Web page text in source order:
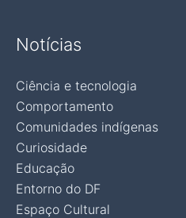
Notícias
Ciência e tecnologia
Comportamento
Comunidades indígenas
Curiosidade
Educação
Entorno do DF
Espaço Cultural